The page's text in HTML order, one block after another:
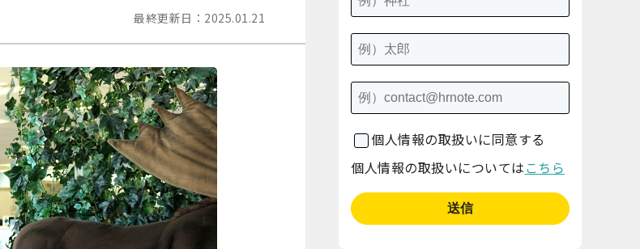
最終更新日： 2025.01.21
個人情報の取扱いに同意する
個人情報の取扱いについては こちら